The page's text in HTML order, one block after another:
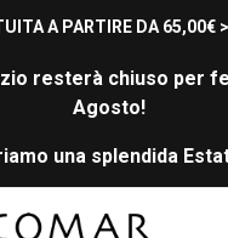
A PARTIRE DA 65,00€
resterà chiuso per
Agosto!
una splendida